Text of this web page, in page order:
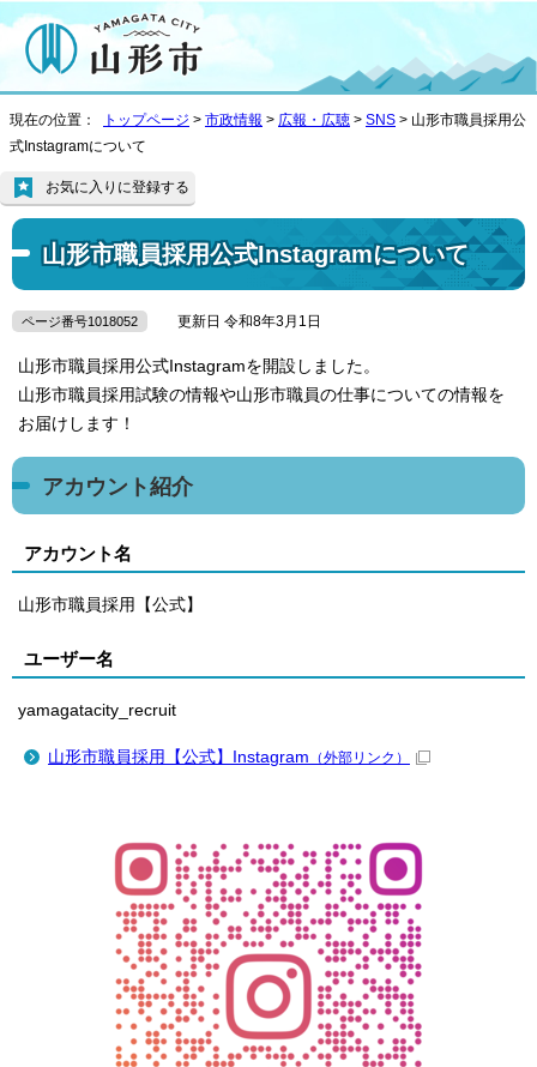
現在の位置： トップページ > 市政情報 > 広報・広聴 > SNS > 山形市職員採用公
式Instagramについて
山形市職員採用公式Instagramについて
お気に入りに登録する
ページ番号1018052 更新日 令和8年3月1日
山形市職員採用公式Instagramを開設しました。
山形市職員採用試験の情報や山形市職員の仕事についての情報を
お届けします！
アカウント紹介
アカウント名
山形市職員採用【公式】
ユーザー名
yamagatacity_recruit
山形市職員採用【公式】Instagram （外部リンク）